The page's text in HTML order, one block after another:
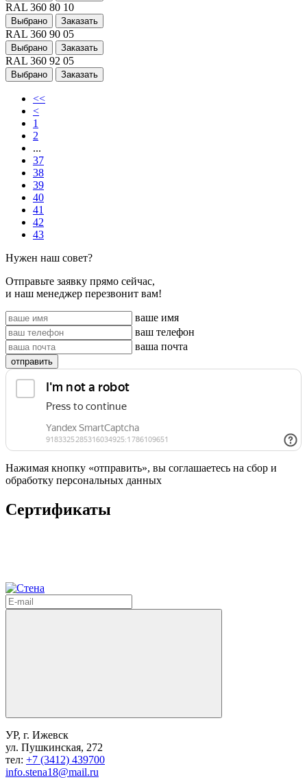
RAL 360 80 10
Выбрано Заказать
RAL 360 90 05
Выбрано Заказать
RAL 360 92 05
Выбрано Заказать
<<
<
1
2
...
37
38
39
40
41
42
43
Нужен наш совет?
Отправьте заявку прямо сейчас,
и наш менеджер перезвонит вам!
ваше имя
ваш телефон
ваша почта
отправить
Нажимая кнопку «отправить», вы соглашаетесь на сбор и
обработку персональных данных
Сертификаты
УР, г. Ижевск
ул. Пушкинская, 272
тел: +7 (3412) 439700
info.stena18@mail.ru